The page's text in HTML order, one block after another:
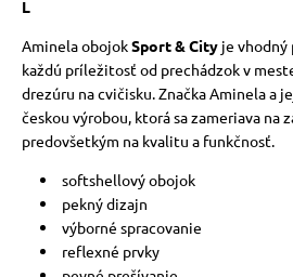
L
Aminela obojokSport & Cityje vhodný
každú príležitosť od prechádzok v
drezúru na cvičisku. Značka Aminela a
českou výrobou, ktorá sa zameriava na
predovšetkým na kvalitu a funkčnosť.
softshellový obojok
pekný dizajn
výborné spracovanie
reflexné prvky